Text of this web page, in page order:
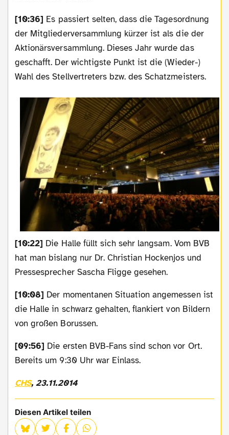
[10:36] Es passiert selten, dass die Tagesordnung
der Mitgliederversammlung kürzer ist als die der
Aktionärsversammlung. Dieses Jahr wurde das
geschafft. Der wichtigste Punkt ist die (Wieder-)
Wahl des Stellvertreters bzw. des Schatzmeisters.
[10:22] Die Halle füllt sich sehr langsam. Vom BVB
hat man bislang nur Dr. Christian Hockenjos und
Pressesprecher Sascha Fligge gesehen.
[10:08] Der momentanen Situation angemessen ist
die Halle in schwarz gehalten, flankiert von Bildern
von großen Borussen.
[09:56] Die ersten BVB-Fans sind schon vor Ort.
Bereits um 9:30 Uhr war Einlass.
CHS, 23.11.2014
Diesen Artikel teilen